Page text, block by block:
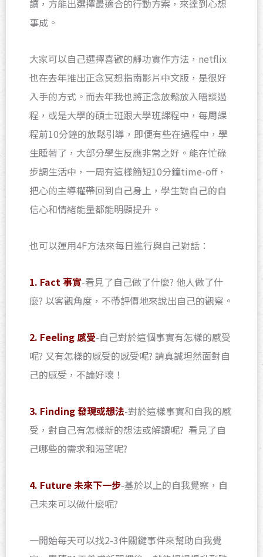
讀，方能出選擇最適合的行動方案，來達到心想
事成。
大家可以自己選擇喜歡的靜功實作方法，netflix
也在去年推出正念冥想指南影片中文版，是很好
入手的方式。而去年我也將正念放鬆放入晤談過
程，或是大學的碩士班跟大學班課程中，每周課
程前10分鐘的放鬆引導，即便有些在過程中，學
生睡著了，大部分學生反應非常之好。能在忙碌
步調生活中，一周有這樣簡短10分鐘time-off，
把心的主導權帶回到自己身上，學生對自己的自
信心和情緒能量都能明顯提升。
也可以運用4F方法來每日進行與自己對話：
1. Fact 事實-看見了自己做了什麼? 他人做了什
麼? 以客觀角度，不帶評價地來說出自己的觀察。
2. Feeling 感受-自己對於這個事實有怎樣的感受
呢? 又有怎樣的感受的感受呢? 請真誠坦然面對自
己的感受，不論好壞！
3. Finding 發現或想法-對於這樣事實和自我的感
受，對自己有怎樣新的想法或解讀呢? 看見了自
己哪些的需求和渴望呢?
4. Future 未來下一步-基於以上的自我覺察，自
己未來可以做什麼呢?
一開始每天可以找2-3件關鍵事件來幫助自我覺